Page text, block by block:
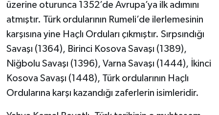
üzerine oturunca 1352’de Avrupa’ya ilk adımını
atmıştır. Türk ordularının Rumeli’de ilerlemesinin
karşısına yine Haçlı Orduları çıkmıştır. Sırpsındığı
Savaşı (1364), Birinci Kosova Savaşı (1389),
Niğbolu Savaşı (1396), Varna Savaşı (1444), İkinci
Kosova Savaşı (1448), Türk ordularının Haçlı
Ordularına karşı kazandığı zaferlerin isimleridir.